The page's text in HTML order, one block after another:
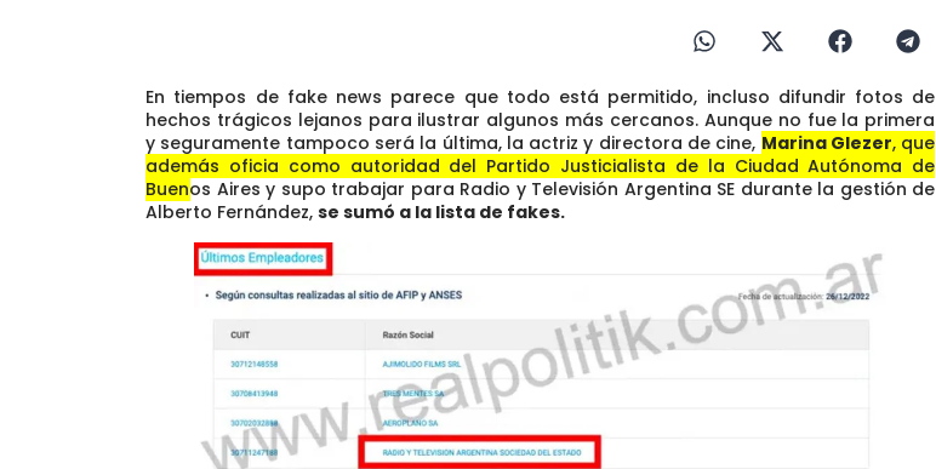
En tiempos de fake news parece que todo está permitido, incluso difundir fotos de
hechos trágicos lejanos para ilustrar algunos más cercanos. Aunque no fue la primera
y seguramente tampoco será la última, la actriz y directora de cine, Marina Glezer, que
además oficia como autoridad del Partido Justicialista de la Ciudad Autónoma de
Buenos Aires y supo trabajar para Radio y Televisión Argentina SE durante la gestión de
Alberto Fernández, se sumó a la lista de fakes.